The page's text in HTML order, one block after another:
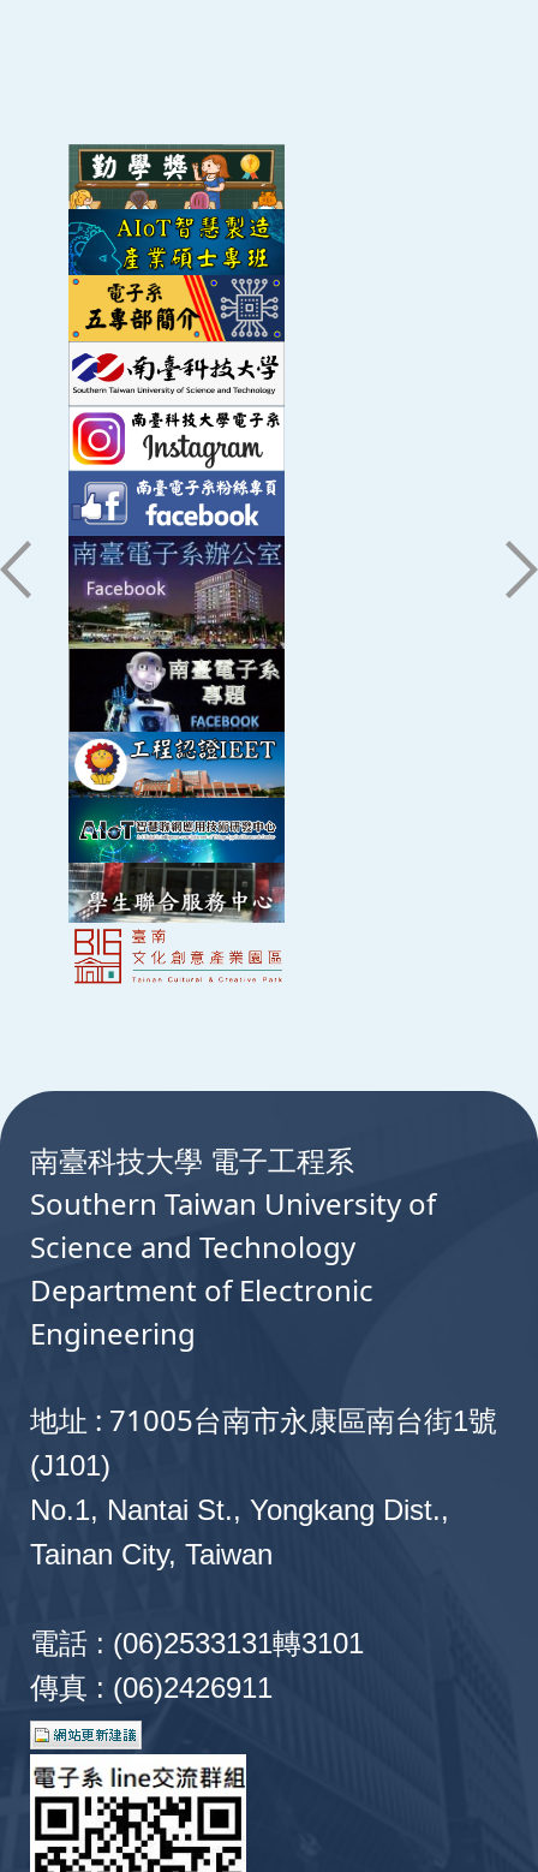
南臺科技大學 電子工程系
Southern Taiwan University of
Science and Technology
Department of Electronic
Engineering
地址 : 71005台南市永康區南台街1號
(J101)
No.1, Nantai St., Yongkang Dist.,
Tainan City, Taiwan
電話 : (06)2533131轉3101
傳真 : (06)2426911